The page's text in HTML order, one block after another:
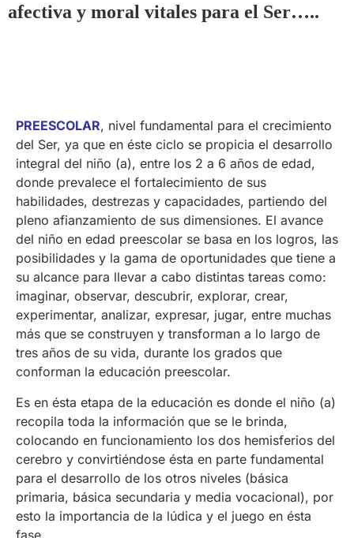
afectiva y moral vitales para el Ser…..
PREESCOLAR, nivel fundamental para el crecimiento
del Ser, ya que en éste ciclo se propicia el desarrollo
integral del niño (a), entre los 2 a 6 años de edad,
donde prevalece el fortalecimiento de sus
habilidades, destrezas y capacidades, partiendo del
pleno afianzamiento de sus dimensiones. El avance
del niño en edad preescolar se basa en los logros, las
posibilidades y la gama de oportunidades que tiene a
su alcance para llevar a cabo distintas tareas como:
imaginar, observar, descubrir, explorar, crear,
experimentar, analizar, expresar, jugar, entre muchas
más que se construyen y transforman a lo largo de
tres años de su vida, durante los grados que
conforman la educación preescolar.
Es en ésta etapa de la educación es donde el niño (a)
recopila toda la información que se le brinda,
colocando en funcionamiento los dos hemisferios del
cerebro y convirtiéndose ésta en parte fundamental
para el desarrollo de los otros niveles (básica
primaria, básica secundaria y media vocacional), por
esto la importancia de la lúdica y el juego en ésta
fase.